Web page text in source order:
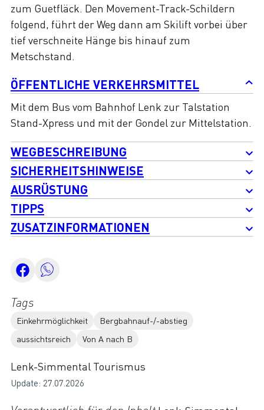
Tags
Einkehrmöglichkeit
Bergbahnauf-/-abstieg
aussichtsreich
Von A nach B
Lenk-Simmental Tourismus
Update: 27.07.2026
zum Guetfläck. Den Movement-Track-Schildern
folgend, führt der Weg dann am Skilift vorbei über
tief verschneite Hänge bis hinauf zum
Metschstand.
ÖFFENTLICHE VERKEHRSMITTEL
Mit dem Bus vom Bahnhof Lenk zur Talstation
Stand-Xpress und mit der Gondel zur Mittelstation.
WEGBESCHREIBUNG
SICHERHEITSHINWEISE
AUSRÜSTUNG
TIPPS
ZUSATZINFORMATIONEN